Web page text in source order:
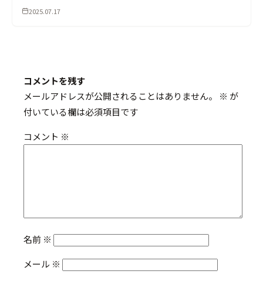
2025.07.17
コメントを残す
メールアドレスが公開されることはありません。
※ が
付いている欄は必須項目です
コメント ※
名前 ※
メール ※